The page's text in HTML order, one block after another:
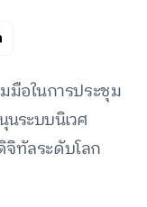
มือในการประชุม
นระบบนิเวศ
ทัลระดับโลก